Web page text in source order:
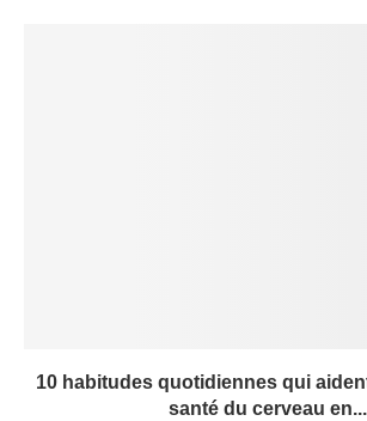
10 habitudes quotidiennes qui
santé du cerveau en...